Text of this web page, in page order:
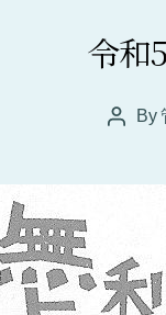
令和
PostBy